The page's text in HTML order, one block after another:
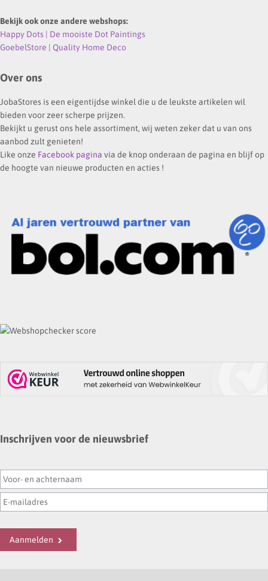
Bekijk ook onze andere webshops:
Happy Dots | De mooiste Dot Paintings
GoebelStore | Quality Home Deco
Over ons
JobaStores is een eigentijdse winkel die u de leukste artikelen wil
bieden voor zeer scherpe prijzen.
Bekijkt u gerust ons hele assortiment, wij weten zeker dat u van ons
aanbod zult genieten!
Like onze Facebook pagina via de knop onderaan de pagina en blijf op
de hoogte van nieuwe producten en acties !
Inschrijven voor de nieuwsbrief
Aanmelden